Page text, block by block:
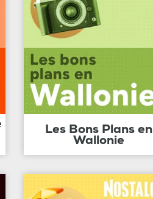
Les Bons Plans en
Wallonie